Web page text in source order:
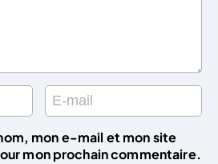
mon e-mail et mon site
mon prochain commentaire.